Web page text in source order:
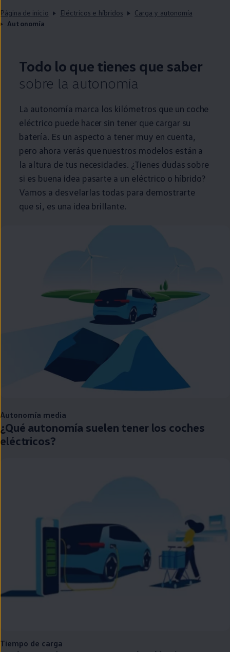
Página de inicio Eléctricos e híbridos
Carga y autonomía
Autonomía
Todo lo que tienes que saber
sobre la autonomía
La autonomía marca los kilómetros que un coche
eléctrico puede hacer sin tener que cargar su
batería. Es un aspecto a tener muy en cuenta,
pero ahora verás que nuestros modelos están a
la altura de tus necesidades. ¿Tienes dudas sobre
si es buena idea pasarte a un eléctrico o híbrido?
Vamos a desvelarlas todas para demostrarte
que sí, es una idea brillante.
Autonomía media
¿Qué autonomía suelen tener los coches
eléctricos?
Tiempo de carga